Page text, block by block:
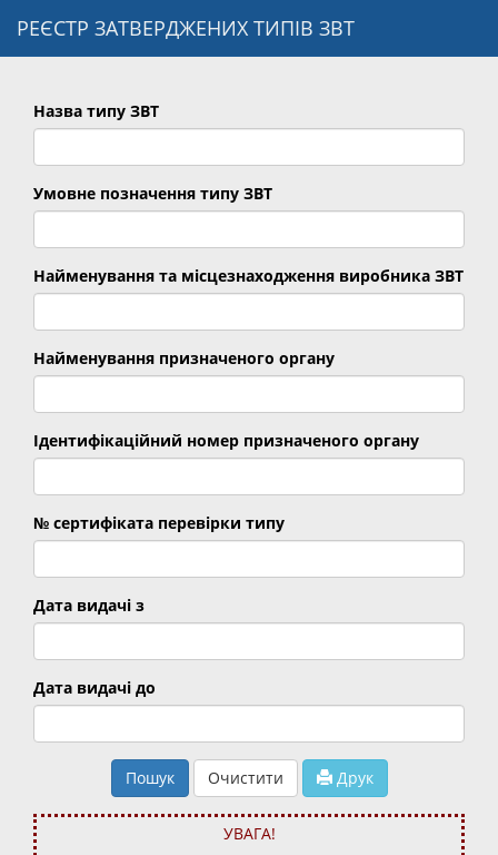
РЕЄСТР ЗАТВЕРДЖЕНИХ ТИПІВ ЗВТ
Назва типу ЗВТ
Умовне позначення типу ЗВТ
Найменування та місцезнаходження виробника ЗВТ
Найменування призначеного органу
Ідентифікаційний номер призначеного органу
№ сертифіката перевірки типу
Дата видачі з
Дата видачі до
Пошук Очистити Друк
УВАГА!